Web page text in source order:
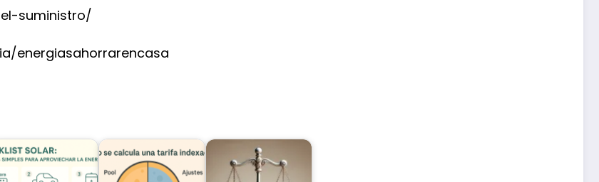
suministro/
energiasahorrarencasa